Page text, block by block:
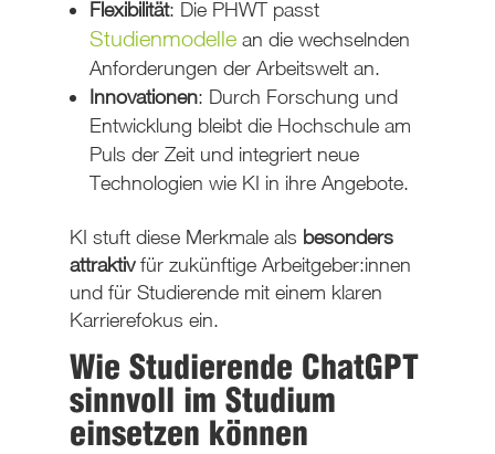
Flexibilität: Die PHWT passt
Studienmodellean die wechselnden
Anforderungen der Arbeitswelt an.
Innovationen: Durch Forschung und
Entwicklung bleibt die Hochschule am
Puls der Zeit und integriert neue
Technologien wie KI in ihre Angebote.
KI stuft diese Merkmale als besonders
attraktivfür zukünftige Arbeitgeber:innen
und für Studierende mit einem klaren
Karrierefokus ein.
Wie Studierende ChatGPT
sinnvoll im Studium
einsetzen können